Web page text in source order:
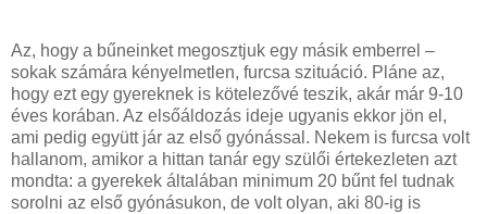
Az, hogy a bűneinket megosztjuk egy másik emberrel –
sokak számára kényelmetlen, furcsa szituáció. Pláne az,
hogy ezt egy gyereknek is kötelezővé teszik, akár már 9-10
éves korában. Az elsőáldozás ideje ugyanis ekkor jön el,
ami pedig együtt jár az első gyónással. Nekem is furcsa volt
hallanom, amikor a hittan tanár egy szülői értekezleten azt
mondta: a gyerekek általában minimum 20 bűnt fel tudnak
sorolni az első gyónásukon, de volt olyan, aki 80-ig is